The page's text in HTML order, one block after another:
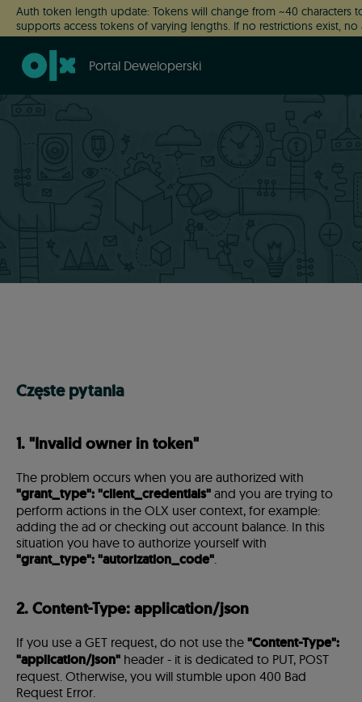
Auth token length update: Tokens will change from ~40 characters
supports access tokens of varying lengths. If no restrictions exist,
Portal Deweloperski
Częste pytania
1. "Invalid owner in token"
The problem occurs when you are authorized with
"grant_type": "client_credentials" and you are trying to
perform actions in the OLX user context, for example:
adding the ad or checking out account balance. In this
situation you have to authorize yourself with
"grant_type": "autorization_code"
2. Content-Type: application/json
If you use a GET request, do not use the "Content-Type":
"application/json" header - it is dedicated to PUT, POST
request. Otherwise, you will stumble upon 400 Bad
Request Error.